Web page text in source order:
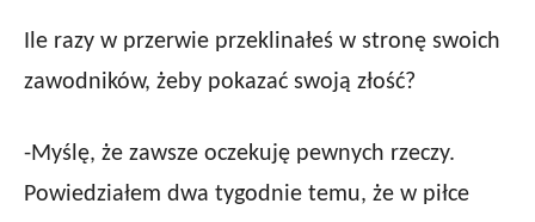
Ile razy w przerwie przeklinałeś w stronę swoich
zawodników, żeby pokazać swoją złość?
-Myślę, że zawsze oczekuję pewnych rzeczy.
Powiedziałem dwa tygodnie temu, że w piłce